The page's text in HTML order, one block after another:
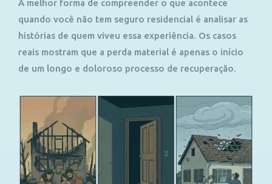
A melhor forma de compreender o que acontece
quando você não tem seguro residencial é analisar as
histórias de quem viveu essa experiência. Os casos
reais mostram que a perda material é apenas o início
de um longo e doloroso processo de recuperação.